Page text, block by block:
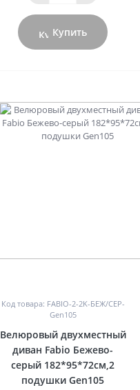
Купить
Код товара: FABIO-2-2K-БЕЖ/СЕР-
Gen105
Велюровый двухместный
диван Fabio Бежево-
серый 182*95*72см,2
подушки Gen105